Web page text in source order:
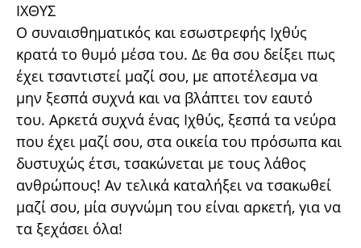
ΙΧΘΥΣ
Ο συναισθηματικός και εσωστρεφής Ιχθύς
κρατά το θυμό μέσα του. Δε θα σου δείξει πως
έχει τσαντιστεί μαζί σου, με αποτέλεσμα να
μην ξεσπά συχνά και να βλάπτει τον εαυτό
του. Αρκετά συχνά ένας Ιχθύς, ξεσπά τα νεύρα
που έχει μαζί σου, στα οικεία του πρόσωπα και
δυστυχώς έτσι, τσακώνεται με τους λάθος
ανθρώπους! Αν τελικά καταλήξει να τσακωθεί
μαζί σου, μία συγνώμη του είναι αρκετή, για να
τα ξεχάσει όλα!